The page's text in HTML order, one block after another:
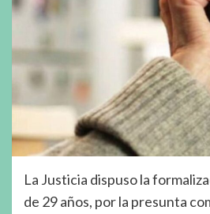
La Justicia dispuso la
de 29 años, por la presunta